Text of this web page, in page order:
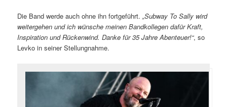
Die Band werde auch ohne ihn fortgeführt.„Subway To Sally wird
weitergehen und ich wünsche meinen Bandkollegen dafür Kraft,
Inspiration und Rückenwind. Danke für 35 Jahre Abenteuer!“, so
Levko in seiner Stellungnahme.